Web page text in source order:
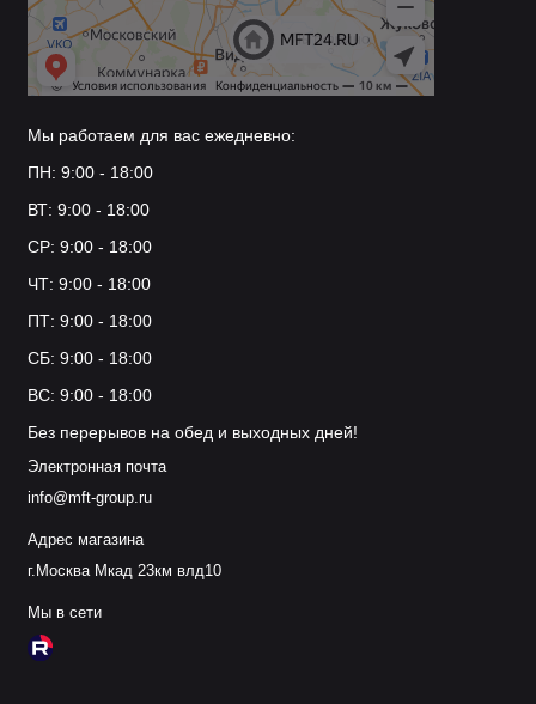
шуруповёрт) и разметьте места сверления
согласно инструкции.
Просверлите отверстия, вставьте дюбели и
Проверьте надёжность крепления — аккуратно
Не превышайте допустимую нагрузку
Для очистки используйте мягкую сухую или
Избегайте ударов и механических повреждений
При появлении коррозии или отслоения
Мы работаем для вас ежедневно:
ПН: 9:00 - 18:00
ВТ: 9:00 - 18:00
СР: 9:00 - 18:00
ЧТ: 9:00 - 18:00
ПТ: 9:00 - 18:00
СБ: 9:00 - 18:00
ВС: 9:00 - 18:00
Без перерывов на обед и выходных дней!
Электронная почта
info@mft-group.ru
Адрес магазина
г.Москва Мкад 23км влд10
Мы в сети